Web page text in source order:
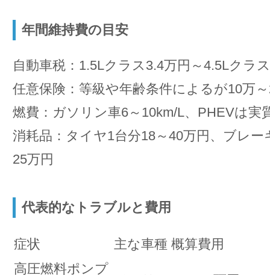
年間維持費の目安
自動車税：1.5Lクラス3.4万円～4.5Lクラ
任意保険：等級や年齢条件によるが10万
燃費：ガソリン車6～10km/L、PHEVは実
消耗品：タイヤ1台分18～40万円、ブレー
25万円
代表的なトラブルと費用
症状 主な車種 概算費用
高圧燃料ポンプ